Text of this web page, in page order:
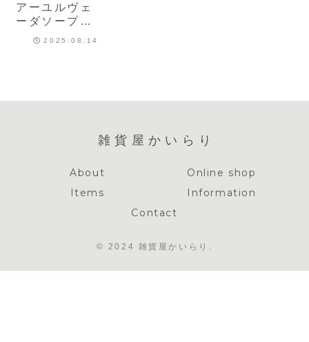
アーユルヴェ
ーダソープ
75g
2025.08.14
雑貨屋かいらり
About
Online shop
Items
Information
Contact
© 2024 雑貨屋かいらり.